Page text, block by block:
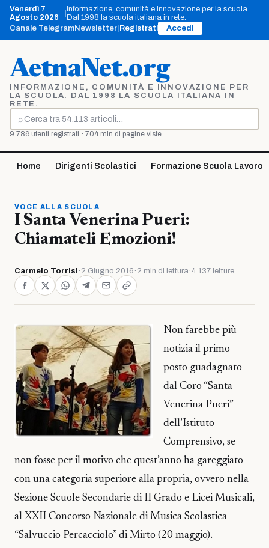
Vai
contenuto
Venerdì 7
Agosto 2026
Informazione, comunità e innovazione per la scuola.
Dal 1998 la scuola italiana in rete.
Canale TelegramNewsletter Registrati Accedi
AetnaNet.org
INFORMAZIONE, COMUNITÀ E INNOVAZIONE PER
LA SCUOLA. DAL 1998 LA SCUOLA ITALIANA IN
RETE.
⌕
Cerca
9.786 utenti registrati · 704 mln di pagine viste
Home Dirigenti Scolastici Formazione Scuola Lavoro
VOCE ALLA SCUOLA
I Santa Venerina Pueri:
Chiamateli Emozioni!
Carmelo Torrisi · 2 Giugno 2016 · 2 min di lettura· 4.137 letture
Non farebbe più
notizia il primo
posto guadagnato
dal Coro “Santa
Venerina Pueri”
dell’Istituto
Comprensivo, se
non fosse per il motivo che quest’anno ha gareggiato
con una categoria superiore alla propria, ovvero nella
Sezione Scuole Secondarie di II Grado e Licei Musicali,
al XXII Concorso Nazionale di Musica Scolastica
“Salvuccio Percacciolo” di Mirto (20 maggio).